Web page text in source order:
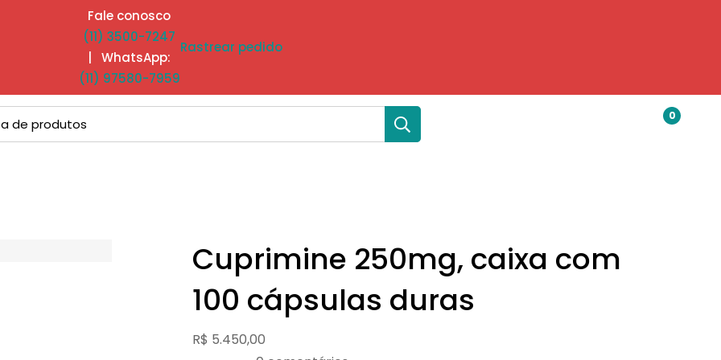
Fale conosco
(11) 3500-7247
| WhatsApp:
(11) 97580-7959
Rastrear pedido
0
Cuprimine 250mg, caixa com
100 cápsulas duras
R$ 5.450,00